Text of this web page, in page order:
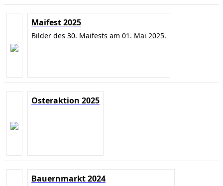
Maifest 2025
Bilder des 30. Maifests am 01. Mai 2025.
Osteraktion 2025
Bauernmarkt 2024